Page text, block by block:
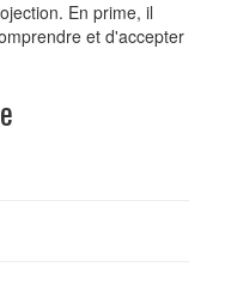
En prime, il
et d'accepter